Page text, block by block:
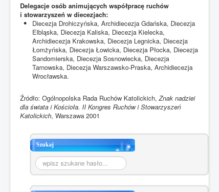
Delegacje osób animujących współpracę ruchów
i stowarzyszeń w diecezjach:
Diecezja Drohiczyńska, Archidiecezja Gdańska, Diecezja
Elbląska, Diecezja Kaliska, Diecezja Kielecka,
Archidiecezja Krakowska, Diecezja Legnicka, Diecezja
Łomżyńska, Diecezja Łowicka, Diecezja Płocka, Diecezja
Sandomierska, Diecezja Sosnowiecka, Diecezja
Tarnowska, Diecezja Warszawsko-Praska, Archidiecezja
Wrocławska.
Źródło: Ogólnopolska Rada Ruchów Katolickich, Znak nadziei
dla świata i Kościoła. II Kongres Ruchów i Stowarzyszeń
Katolickich, Warszawa 2001
Szukaj
Szukaj...